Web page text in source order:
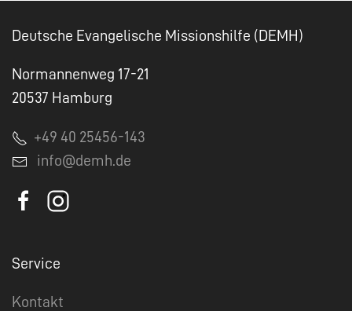
Deutsche Evangelische Missionshilfe (DEMH)
Normannenweg 17-21
20537 Hamburg
+49 40 25456-143
info@demh.de
Service
Kontakt